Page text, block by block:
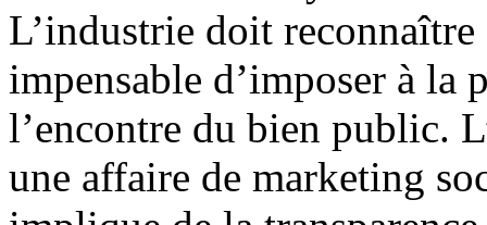
L’industrie doit
impensable d’imposer à
l’encontre du bien public.
une affaire de marketing